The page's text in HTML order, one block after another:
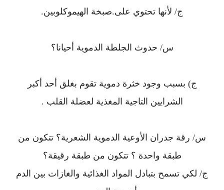
ج/ لأنها تحتوي على.صبخة الهيموكلوبين.
س/ حدوث الجلطة الدموية أحيانا؟
ج) بسبب وجود خثرة دموية تقوم بغلق أحد أكبر
الشرايين التاجية المغذية لعضلة القلب .
س/ رقة جدران الأوعية الدموية الشعرية؟ تتكون من
طبقة واحدة ؟ تتكون من طبقة رقيقة؟
ج/ لكي تسمح بتبادل المواد الغذائية والغازات بين الدم